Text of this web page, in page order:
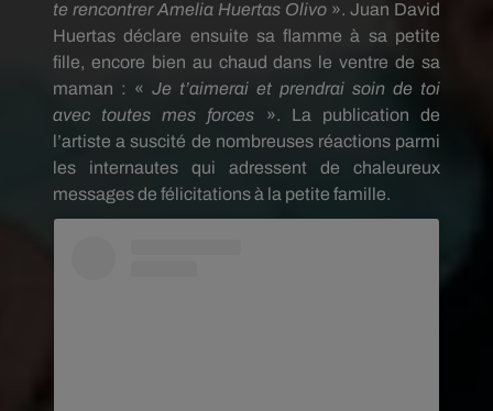
te rencontrer Amelia Huertas Olivo ». Juan David
Huertas déclare ensuite sa flamme à sa petite
fille, encore bien au chaud dans le ventre de sa
maman : « Je t’aimerai et prendrai soin de toi
avec toutes mes forces ». La publication de
l’artiste a suscité de nombreuses réactions parmi
les internautes qui adressent de chaleureux
messages de félicitations à la petite famille.